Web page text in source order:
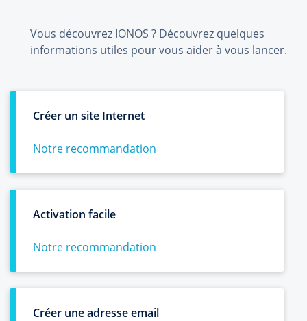
Vous découvrez IONOS ? Découvrez quelques
informations utiles pour vous aider à vous lancer.
Créer un site Internet
Notre recommandation
Activation facile
Notre recommandation
Créer une adresse email